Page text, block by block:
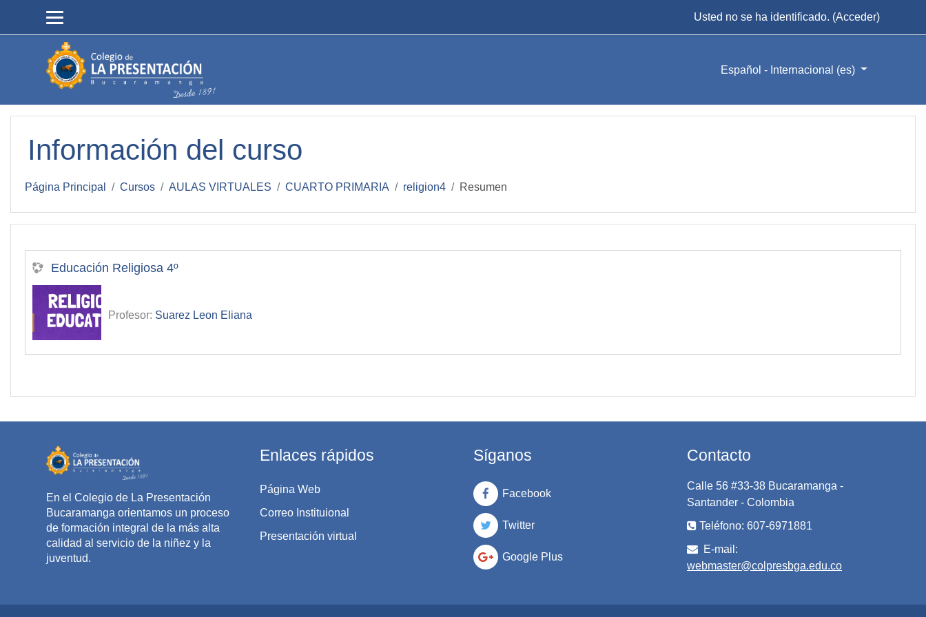
Usted no se ha identificado. (Acceder)
Español - Internacional ‎(es)‎
Información del curso
Página Principal Cursos AULAS VIRTUALES CUARTO PRIMARIA religion4 Resumen
Educación Religiosa 4º
Profesor: Suarez Leon Eliana
En el Colegio de La Presentación
Bucaramanga orientamos un proceso
de formación integral de la más alta
calidad al servicio de la niñez y la
juventud.
Enlaces rápidos
Página Web
Correo Instituional
Presentación virtual
Síganos
Facebook
Twitter
Google Plus
Contacto
Calle 56 #33-38 Bucaramanga -
Santander - Colombia
Teléfono: 607-6971881
E-mail:
webmaster@colpresbga.edu.co